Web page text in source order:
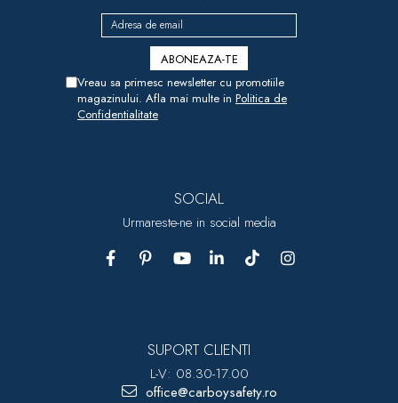
Vreau sa primesc newsletter cu promotiile
magazinului. Afla mai multe in Politica de
Confidentialitate
SOCIAL
Urmareste-ne in social media
SUPORT CLIENTI
L-V: 08.30-17.00
office@carboysafety.ro